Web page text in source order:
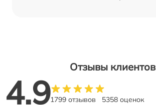
Отзывы клиентов
4.91799 отзывов 5358 оценок